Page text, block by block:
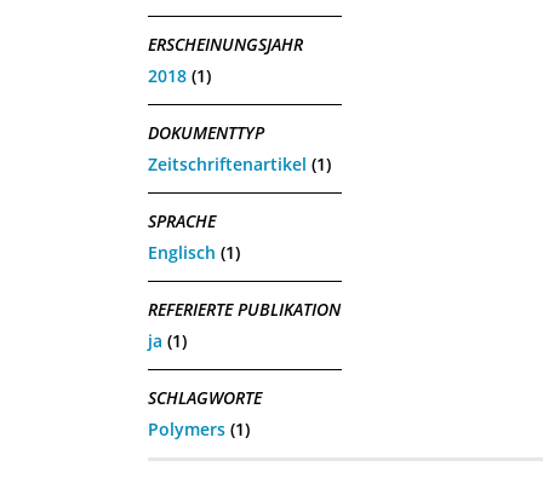
ERSCHEINUNGSJAHR
2018 (1)
DOKUMENTTYP
Zeitschriftenartikel (1)
SPRACHE
Englisch (1)
REFERIERTE PUBLIKATION
ja (1)
SCHLAGWORTE
Polymers (1)